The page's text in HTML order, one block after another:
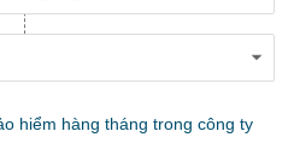
hiểm hàng tháng trong công ty